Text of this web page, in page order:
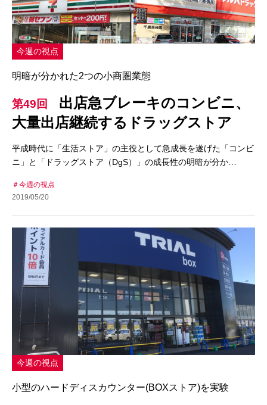
今週の視点
明暗が分かれた2つの小商圏業態
第49回
出店急ブレーキのコンビニ、
大量出店継続するドラッグストア
平成時代に「生活ストア」の主役として急成長を遂げた「コンビ
ニ」と「ドラッグストア（DgS）」の成長性の明暗が分か…
今週の視点
2019/05/20
今週の視点
小型のハードディスカウンター(BOXストア)を実験